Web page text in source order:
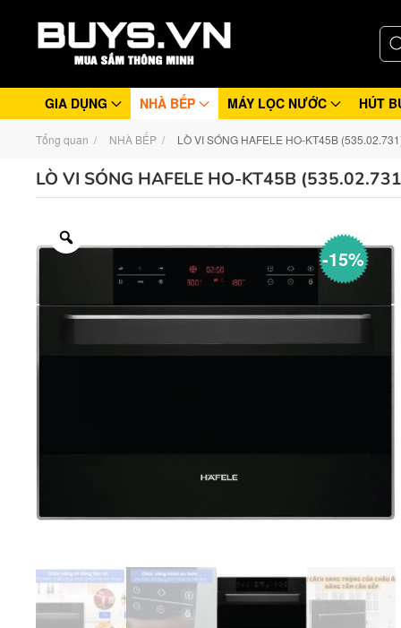
GIA DỤNG NHÀ BẾP MÁY LỌC NƯỚC HÚT
Tổng quan NHÀ BẾP LÒ VI SÓNG HAFELE HO-KT45B
LÒ VI SÓNG HAFELE HO-KT45B
-15%